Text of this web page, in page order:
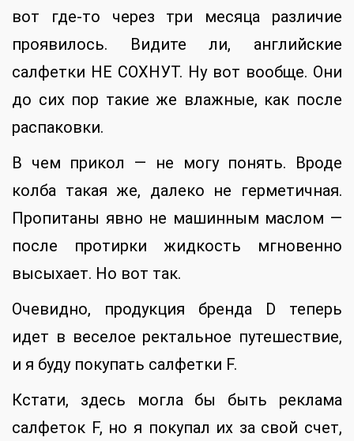
вот где-то через три месяца различие
проявилось. Видите ли, английские
салфетки НЕ СОХНУТ. Ну вот вообще. Они
до сих пор такие же влажные, как после
распаковки.
В чем прикол — не могу понять. Вроде
колба такая же, далеко не герметичная.
Пропитаны явно не машинным маслом —
после протирки жидкость мгновенно
высыхает. Но вот так.
Очевидно, продукция бренда D теперь
идет в веселое ректальное путешествие,
и я буду покупать салфетки F.
Кстати, здесь могла бы быть реклама
салфеток F, но я покупал их за свой счет,